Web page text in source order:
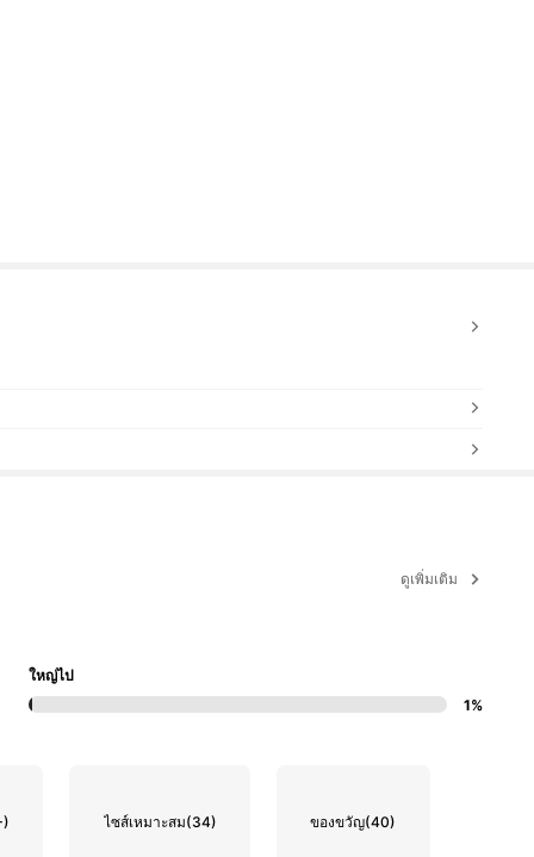
ดูเพิ่มเติม
ใหญ่ไป
1%
ไซส์เหมาะสม(34) ของขวัญ(40)